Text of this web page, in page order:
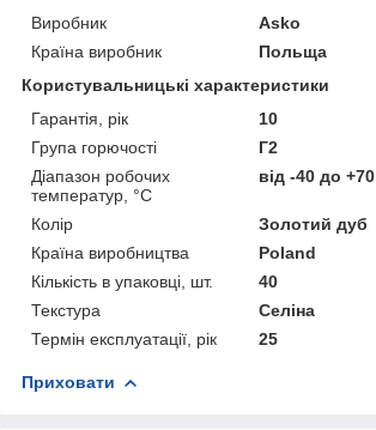
Виробник
Asko
Країна виробник
Польща
Користувальницькі характеристики
Гарантія, рік
10
Група горючості
Г2
Діапазон робочих
температур, °С
від -40 до +70
Колір
Золотий дуб
Країна виробництва
Poland
Кількість в упаковці, шт.
40
Текстура
Селіна
Термін експлуатації, рік
25
Приховати